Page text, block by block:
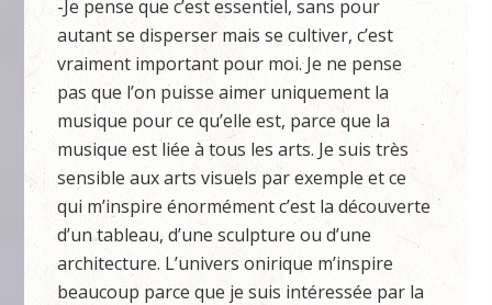
-Je pense que c’est essentiel, sans pour
autant se disperser mais se cultiver, c’est
vraiment important pour moi. Je ne pense
pas que l’on puisse aimer uniquement la
musique pour ce qu’elle est, parce que la
musique est liée à tous les arts. Je suis très
sensible aux arts visuels par exemple et ce
qui m’inspire énormément c’est la découverte
d’un tableau, d’une sculpture ou d’une
architecture. L’univers onirique m’inspire
beaucoup parce que je suis intéressée par la